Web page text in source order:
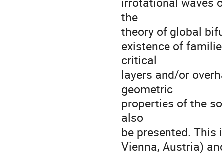
the
theory of global
existence of
critical
layers and/or
geometric
properties of the
also
be presented.
Vienna, Austria)